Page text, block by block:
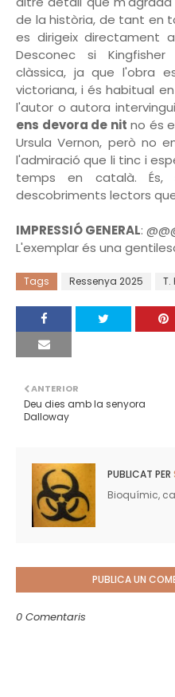
de la història, de tant en
es dirigeix directament
Desconec si
clàssica, ja que l'obra
victoriana, i és habitual
l'autor o autora
ens devora de nit no és
Ursula Vernon, però no
l'admiració que li tinc i
temps en català. És,
descobriments lectors
IMPRESSIÓ GENERAL:
L'exemplar és una
Tags Ressenya 2025 T.
ANTERIOR
Deu dies amb la senyora
Dalloway
PUBLICAT PER
Bioquímic,
PUBLICA UN
0 Comentaris